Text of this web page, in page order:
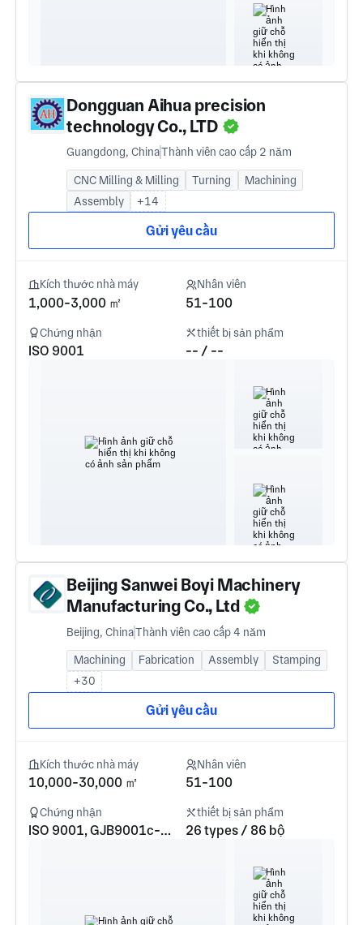
Dongguan Aihua precision
technology Co., LTD
Guangdong, ChinaThành viên cao cấp 2 năm
CNC Milling & Milling Turning
Machining
Assembly
+14
Gửi yêu cầu
Kích thước nhà máy
1,000-3,000 ㎡
Nhân viên
51-100
Chứng nhận
ISO 9001
thiết bị sản phẩm
-- / --
Beijing Sanwei Boyi Machinery
Manufacturing Co., Ltd
Beijing, ChinaThành viên cao cấp 4 năm
Machining Fabrication Assembly
Stamping
+30
Gửi yêu cầu
Kích thước nhà máy
10,000-30,000 ㎡
Nhân viên
51-100
Chứng nhận
ISO 9001, GJB9001c-2017
thiết bị sản phẩm
26 types / 86 bộ